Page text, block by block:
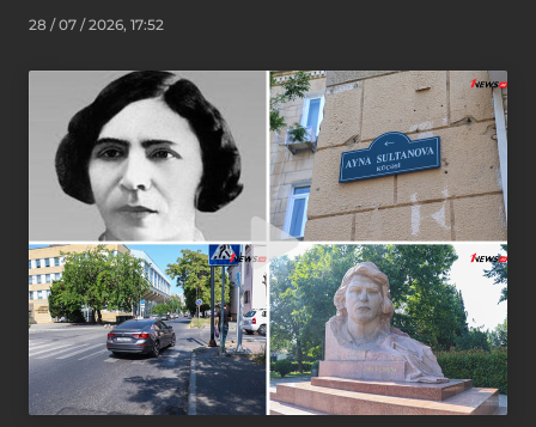
28 / 07 / 2026, 17:52